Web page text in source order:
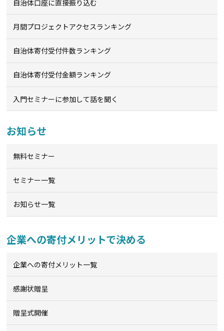
自治体口座に直接振り込む
月間プロジェクトアクセスランキング
自治体寄付受付件数ランキング
自治体寄付受付金額ランキング
入門セミナーに参加して話を聞く
お知らせ
無料セミナー
セミナー一覧
お知らせ一覧
企業への寄付メリットで決める
企業への寄付メリット一覧
感謝状贈呈
贈呈式開催